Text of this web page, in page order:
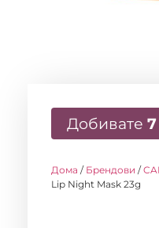
Добивате 7
Дома / Брендови /
Lip Night Mask 23g